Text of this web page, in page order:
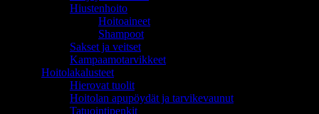
Hiustenhoito
Hoitoaineet
Shampoot
Sakset ja veitset
Kampaamotarvikkeet
Hoitolakalusteet
Hierovat tuolit
Hoitolan apupöydät ja tarvikevaunut
Tatuointipenkit